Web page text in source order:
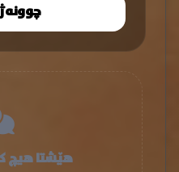
هێشتا هیچ